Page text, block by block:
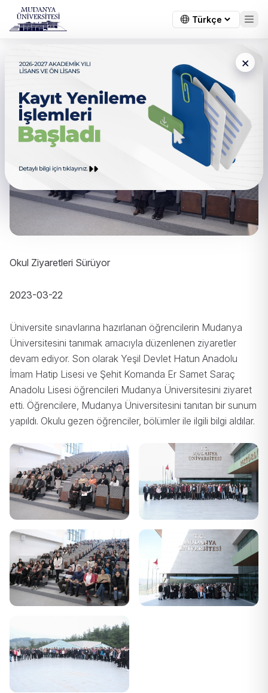
×
Okul Ziyaretleri Sürüyor
Okul Ziyaretleri Sürüyor
2023-03-22
Üniversite sınavlarına hazırlanan öğrencilerin Mudanya
Üniversitesini tanımak amacıyla düzenlenen ziyaretler
devam ediyor. Son olarak Yeşil Devlet Hatun Anadolu
İmam Hatip Lisesi ve Şehit Komanda Er Samet Saraç
Anadolu Lisesi öğrencileri Mudanya Üniversitesini ziyaret
etti. Öğrencilere, Mudanya Üniversitesini tanıtan bir sunum
yapıldı. Okulu gezen öğrenciler, bölümler ile ilgili bilgi aldılar.